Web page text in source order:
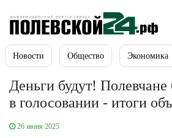
Новости Общество Экономика
Деньги будут!
в голосовании - итоги
26 июня 2025